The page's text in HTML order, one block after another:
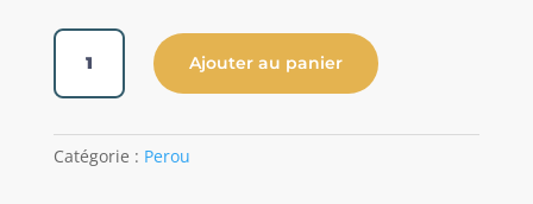
quantité
Sibarita
Tallarini
Ajouter au panier
Catégorie : Perou